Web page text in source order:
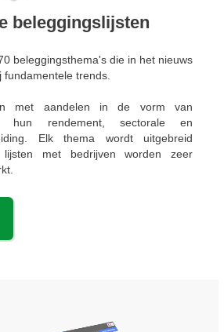
beleggingslijsten
beleggingsthema's die in het nieuws
fundamentele trends.
met aandelen in de vorm van
hun rendement, sectorale en
Elk thema wordt uitgebreid
met bedrijven worden zeer